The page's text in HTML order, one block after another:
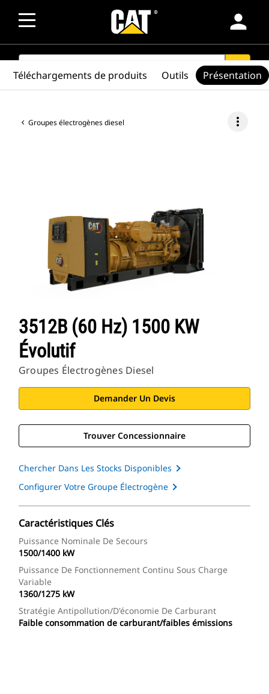
person
SEARCH search
Groupes électrogènes diesel more_vert
3512B (60 Hz) 1500 KW
Évolutif
Groupes Électrogènes Diesel
Demander Un Devis
Trouver Concessionnaire
Chercher Dans Les Stocks Disponibles
Configurer Votre Groupe Électrogène
Caractéristiques Clés
Puissance Nominale De Secours
1500/1400 kW
Puissance De Fonctionnement Continu Sous Charge
Variable
1360/1275 kW
Stratégie Antipollution/d'économie De Carburant
Faible consommation de carburant/faibles émissions
Téléchargements de produits Outils Présentation